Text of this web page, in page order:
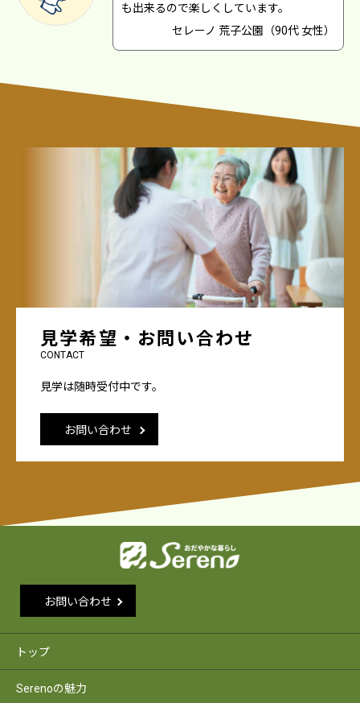
も出来るので楽しくしています。
セレーノ 荒子公園（90代 女性）
見学希望・お問い合わせ
CONTACT
見学は随時受付中です。
お問い合わせ
お問い合わせ
トップ
Serenoの魅力